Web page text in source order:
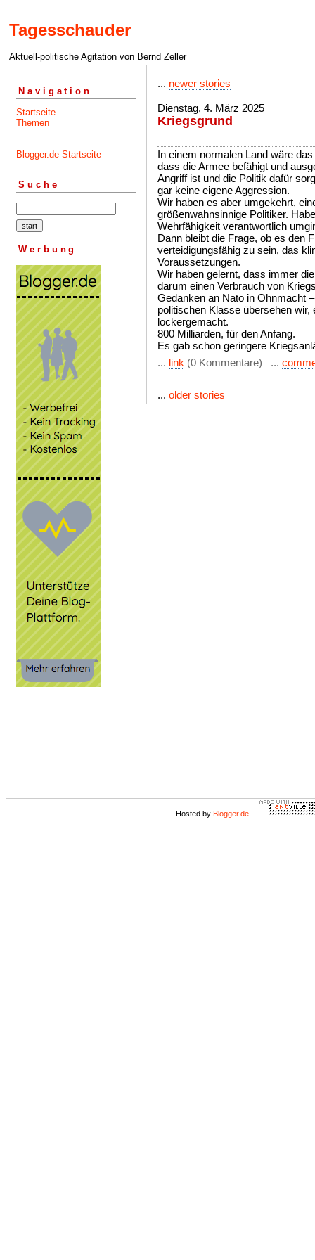
Tagesschauder
Aktuell-politische Agitation von Bernd Zeller
Navigation
Startseite
Themen
Blogger.de Startseite
Suche
Werbung
... newer stories
Dienstag, 4. März 2025
Kriegsgrund
In einem normalen Land wäre
dass die Armee befähigt und
Angriff ist und die Politik dafür
gar keine eigene Aggression.
Wir haben es aber umgekehrt,
größenwahnsinnige Politiker.
Wehrfähigkeit verantwortlich
Dann bleibt die Frage, ob es den
verteidigungsfähig zu sein, das
Voraussetzungen.
Wir haben gelernt, dass immer
darum einen Verbrauch von
Gedanken an Nato in Ohnmacht
politischen Klasse übersehen
lockergemacht.
800 Milliarden, für den Anfang.
Es gab schon geringere
... link (0 Kommentare) ...
... older stories
Hosted by Blogger.de -